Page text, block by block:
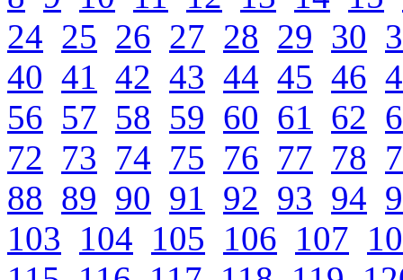
24 25 26 27 28 29 30
40 41 42 43 44 45 46
56 57 58 59 60 61 62
72 73 74 75 76 77 78
88 89 90 91 92 93 94
103 104 105 106 107